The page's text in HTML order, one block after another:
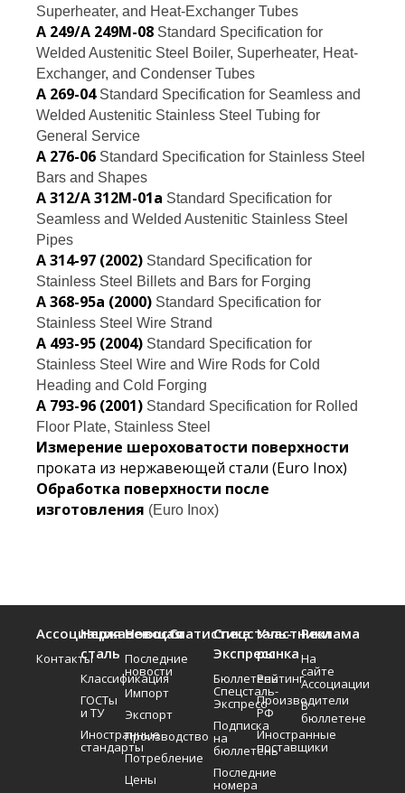
Superheater, and Heat-Exchanger Tubes
A 249/A 249M-08 Standard Specification for
Welded Austenitic Steel Boiler, Superheater, Heat-
Exchanger, and Condenser Tubes
A 269-04 Standard Specification for Seamless and
Welded Austenitic Stainless Steel Tubing for
General Service
A 276-06 Standard Specification for Stainless Steel
Bars and Shapes
A 312/A 312M-01a Standard Specification for
Seamless and Welded Austenitic Stainless Steel
Pipes
A 314-97 (2002) Standard Specification for
Stainless Steel Billets and Bars for Forging
A 368-95a (2000) Standard Specification for
Stainless Steel Wire Strand
A 493-95 (2004) Standard Specification for
Stainless Steel Wire and Wire Rods for Cold
Heading and Cold Forging
A 793-96 (2001) Standard Specification for Rolled
Floor Plate, Stainless Steel
Измерение шероховатости поверхности
проката из нержавеющей стали (Euro Inox)
Обработка поверхности после
изготовления (Euro Inox)
Ассоциация
Контакты
Нержавеющая
сталь
Классификация
ГОСТы
и ТУ
Иностранные
стандарты
Новости
Последние
новости
Импорт
Экспорт
Производство
Потребление
Цены
СтатистикаСпецсталь-
Экспресс
Бюллетень
Спецсталь-
Экспресс
Подписка
на
бюллетень
Последние
номера
Участники
рынка
Рейтинг
Производители
РФ
Иностранные
поставщики
Реклама
На
сайте
Ассоциации
В
бюллетене